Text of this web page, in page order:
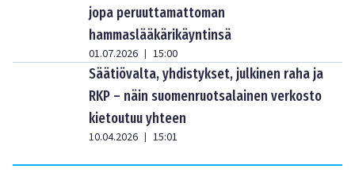
jopa peruuttamattoman
hammaslääkärikäyntinsä
01.07.2026 | 15:00
Säätiövalta, yhdistykset, julkinen raha ja
RKP – näin suomenruotsalainen verkosto
kietoutuu yhteen
10.04.2026 | 15:01